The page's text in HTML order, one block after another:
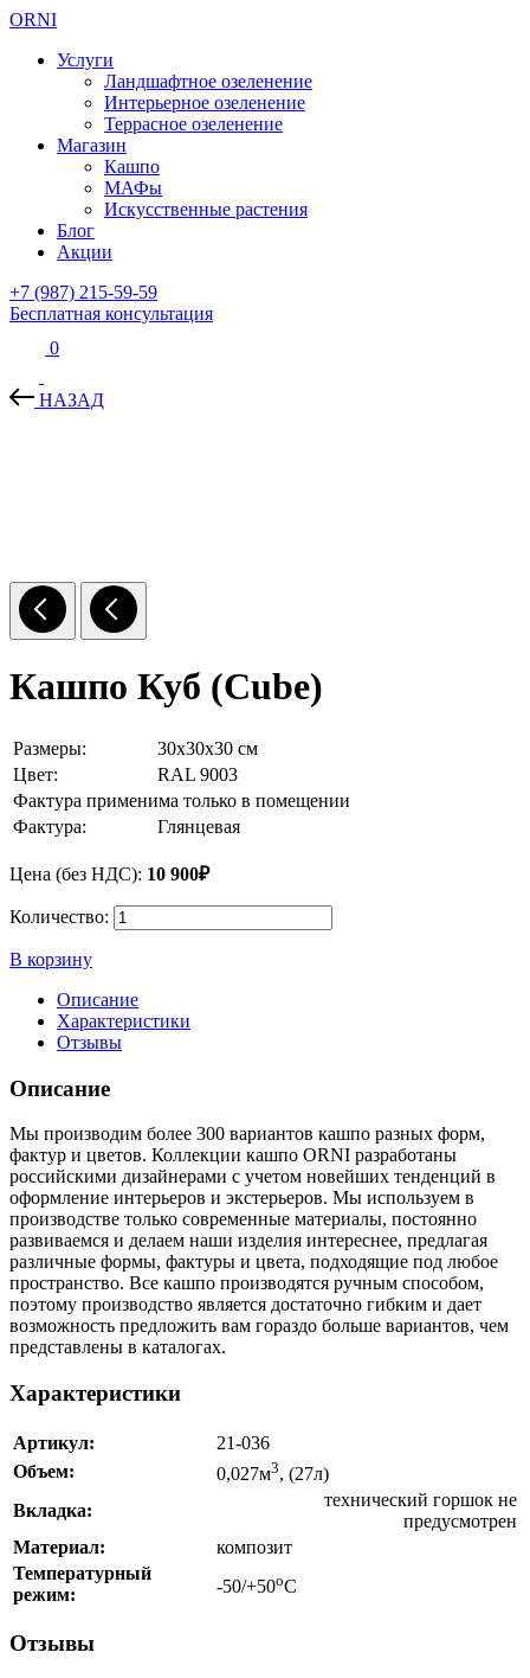
ORNI
Услуги
Ландшафтное озеленение
Интерьерное озеленение
Террасное озеленение
Магазин
Кашпо
МАФы
Искусственные растения
Блог
Акции
+7 (987) 215-59-59
Бесплатная консультация
0
НАЗАД
Кашпо Куб (Cube)
Размеры:
30x30x30 см
Цвет:
RAL 9003
Фактура применима только в помещении
Фактура:
Глянцевая
Цена (без НДС): 10 900₽
Количество:
В корзину
Описание
Характеристики
Отзывы
Описание
Мы производим более 300 вариантов кашпо разных форм,
фактур и цветов. Коллекции кашпо ORNI разработаны
российскими дизайнерами с учетом новейших тенденций в
оформление интерьеров и экстерьеров. Мы используем в
производстве только современные материалы, постоянно
развиваемся и делаем наши изделия интереснее, предлагая
различные формы, фактуры и цвета, подходящие под любое
пространство. Все кашпо производятся ручным способом,
поэтому производство является достаточно гибким и дает
возможность предложить вам гораздо больше вариантов, чем
представлены в каталогах.
Характеристики
Артикул:
21-036
Объем:
0,027м3, (27л)
Вкладка:
технический горшок не
предусмотрен
Материал:
композит
Температурный
режим:
-50/+50оС
Отзывы